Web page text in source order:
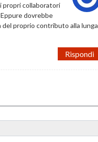
propri collaboratori
dovrebbe
del proprio contributo alla lunga
Rispondi